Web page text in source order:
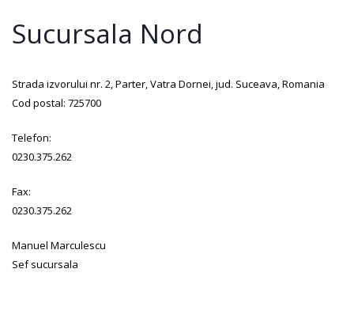
Sucursala Nord
Strada izvorului nr. 2, Parter, Vatra Dornei, jud. Suceava, Romania
Cod postal: 725700
Telefon:
0230.375.262
Fax:
0230.375.262
Manuel Marculescu
Sef sucursala